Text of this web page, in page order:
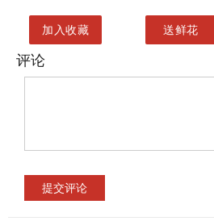
加入收藏 送鲜花
评论